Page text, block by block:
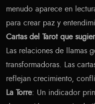
menudo aparece en
para crear paz y
Cartas del Tarot que
Las relaciones de llamas
transformadoras. Las
reflejan crecimiento,
La Torre: Un indicador